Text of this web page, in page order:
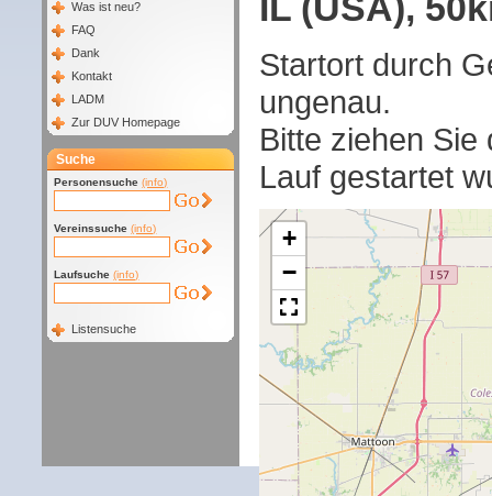
Was ist neu?
FAQ
Dank
Kontakt
LADM
Zur DUV Homepage
Suche
Personensuche (info)
Vereinssuche (info)
Laufsuche (info)
Listensuche
Startort durch
ungenau.
Bitte ziehen
Lauf gestartet
+
−